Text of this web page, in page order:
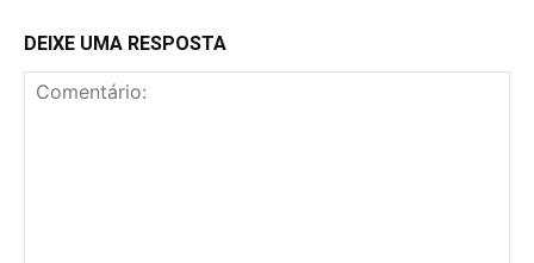
DEIXE UMA RESPOSTA